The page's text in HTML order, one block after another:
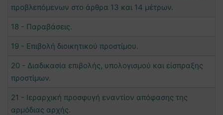
προβλεπόμενων στο άρθρα 13 και 14 μέτρων.
18 - Παραβάσεις.
19 - Επιβολή διοικητικού προστίμου.
20 - Διαδικασία επιβολής, υπολογισμού και είσπραξης
προστίμων.
21 - Ιεραρχική προσφυγή εναντίον απόφασης της
αρμόδιας αρχής.